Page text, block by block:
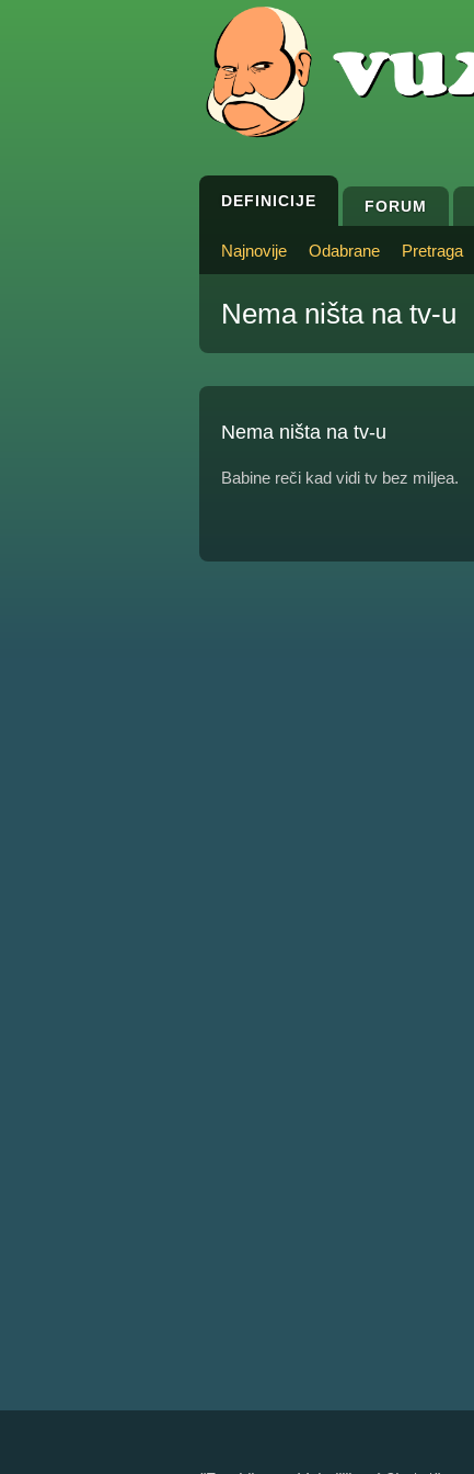
DEFINICIJE FORUM
Najnovije Odabrane Pretraga
Nema ništa na tv-u
Nema ništa na tv-u
Babine reči kad vidi tv bez miljea.